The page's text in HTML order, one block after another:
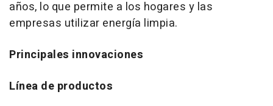
años, lo que permite a los hogares y las
empresas utilizar energía limpia.
Principales innovaciones
Línea de productos